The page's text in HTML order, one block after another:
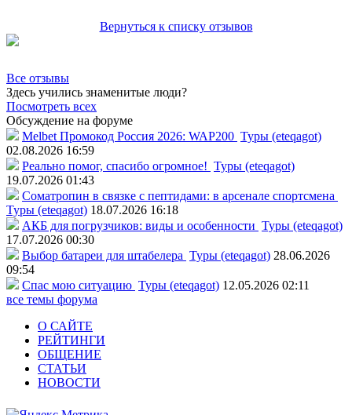
Вернуться к списку отзывов
Все отзывы
Здесь учились знаменитые люди?
Посмотреть всех
Обсуждение на форуме
Melbet Промокод Россия 2026: WAP200 Туры (eteqagot)
02.08.2026 16:59
Реально помог, спасибо огромное! Туры (eteqagot)
19.07.2026 01:43
Соматропин в связке с пептидами: в арсенале спортсмена
Туры (eteqagot) 18.07.2026 16:18
АКБ для погрузчиков: виды и особенности Туры (eteqagot)
17.07.2026 00:30
Выбор батареи для штабелера Туры (eteqagot) 28.06.2026
09:54
Спас мою ситуацию Туры (eteqagot) 12.05.2026 02:11
все темы форума
О САЙТЕ
РЕЙТИНГИ
ОБЩЕНИЕ
СТАТЬИ
НОВОСТИ